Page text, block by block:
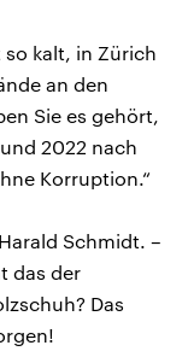
so kalt, in Zürich
an den
Sie es gehört,
2022 nach
Korruption.“
Schmidt. –
das der
Das